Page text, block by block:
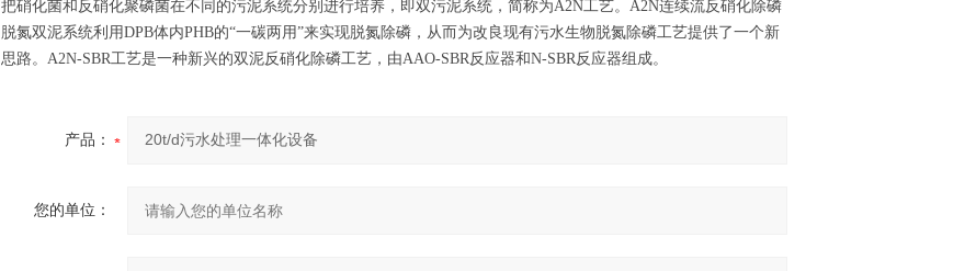
把硝化菌和反硝化聚磷菌在不同的污泥系统分别进行培养，即双污泥系统，简称为A2N工艺。A2N连续流反硝化除磷
脱氮双泥系统利用DPB体内PHB的“一碳两用”来实现脱氮除磷，从而为改良现有污水生物脱氮除磷工艺提供了一个新
思路。A2N-SBR工艺是一种新兴的双泥反硝化除磷工艺，由AAO-SBR反应器和N-SBR反应器组成。
产品：
您的单位：